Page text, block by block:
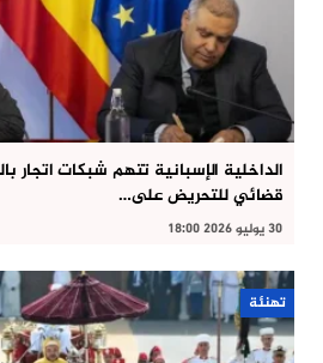
الداخلية الإسبانية تتهم شبكات اتجار
قضائي للتحريض على…
30 يوليو 2026 18:00
تهنئة